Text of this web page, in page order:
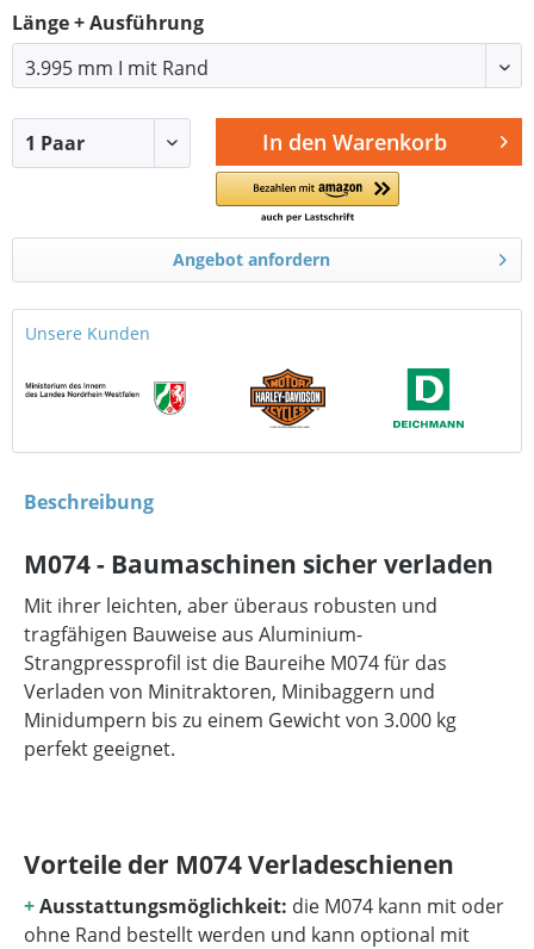
Länge + Ausführung
In den Warenkorb
Angebot anfordern
Unsere Kunden
Beschreibung
M074 - Baumaschinen sicher verladen
Mit ihrer leichten, aber überaus robusten und
tragfähigen Bauweise aus Aluminium-
Strangpressprofil ist die Baureihe M074 für das
Verladen von Minitraktoren, Minibaggern und
Minidumpern bis zu einem Gewicht von 3.000 kg
perfekt geeignet.
Vorteile der M074 Verladeschienen
+Ausstattungsmöglichkeit: die M074 kann mit oder
ohne Rand bestellt werden und kann optional mit